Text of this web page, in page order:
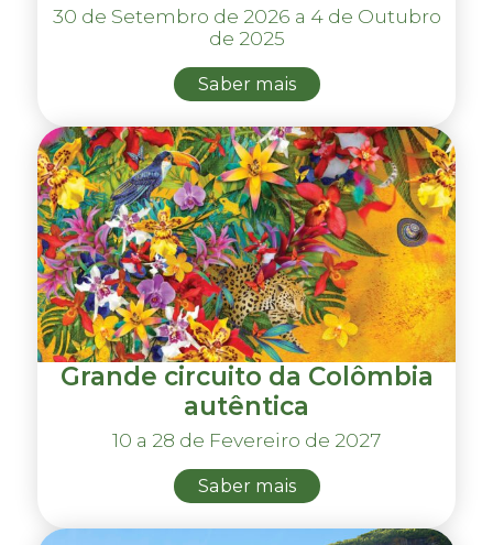
30 de Setembro de 2026 a 4 de Outubro
de 2025
Saber mais
Grande circuito da Colômbia
autêntica
10 a 28 de Fevereiro de 2027
Saber mais